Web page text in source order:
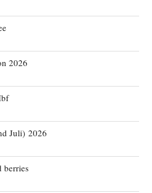
2026
Juli) 2026
berries